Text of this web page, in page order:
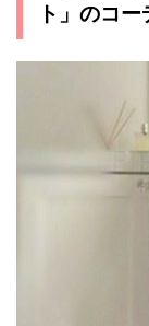
ト」のコ